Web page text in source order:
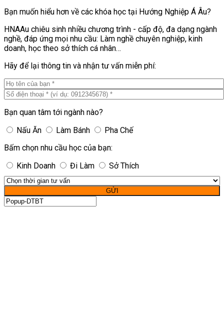
Bạn muốn hiểu hơn về các khóa học tại Hướng Nghiệp Á Âu?
HNAAu chiêu sinh nhiều chương trình - cấp độ, đa dạng ngành
nghề, đáp ứng mọi nhu cầu: Làm nghề chuyên nghiệp, kinh
doanh, học theo sở thích cá nhân…
Hãy để lại thông tin và nhận tư vấn miễn phí:
Bạn quan tâm tới ngành nào?
Nấu Ăn
Làm Bánh
Pha Chế
Bấm chọn nhu cầu học của bạn:
Kinh Doanh
Đi Làm Sở Thích
GỬI